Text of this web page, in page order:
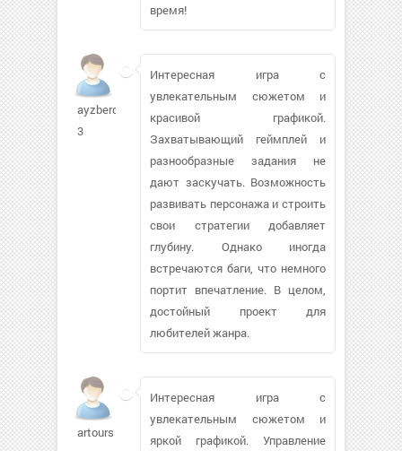
время!
ayzberq-
3
Интересная игра с
увлекательным сюжетом и
красивой графикой.
Захватывающий геймплей и
разнообразные задания не
дают заскучать. Возможность
развивать персонажа и строить
свои стратегии добавляет
глубину. Однако иногда
встречаются баги, что немного
портит впечатление. В целом,
достойный проект для
любителей жанра.
artours
Интересная игра с
увлекательным сюжетом и
яркой графикой. Управление